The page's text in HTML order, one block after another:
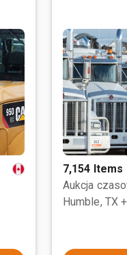
7,154 Items
Aukcja
Humble, TX